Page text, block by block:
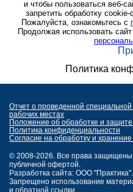
и чтобы пользоваться веб-
запретить обработку
Пожалуйста, ознакомьтесь с
Продолжая использовать
Политика
Отчет о проведенной
рабочих местах
Положение об обработке и
Политика конфиденциальности
Согласие на обработку и
© 2008-2026. Все права
публичной офертой.
Разработка сайта: ООО "Практика".
Запрещено использование
и обратной ссылки.